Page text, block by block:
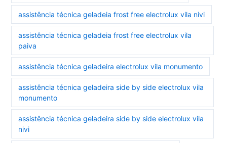
assistência técnica geladeia frost free electrolux vila nivi
assistência técnica geladeia frost free electrolux vila
paiva
assistência técnica geladeira electrolux vila monumento
assistência técnica geladeira side by side electrolux vila
monumento
assistência técnica geladeira side by side electrolux vila
nivi